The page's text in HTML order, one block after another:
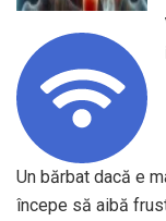
Un bărbat dacă e
începe să aibă